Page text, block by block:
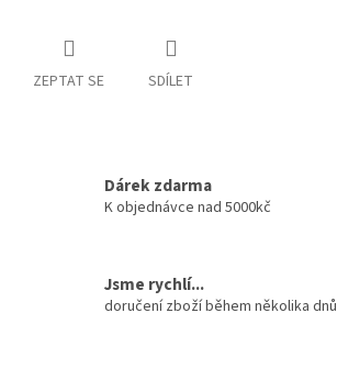
ZEPTAT SE SDÍLET
Dárek zdarma
K objednávce nad 5000kč
Jsme rychlí...
doručení zboží během několika dnů